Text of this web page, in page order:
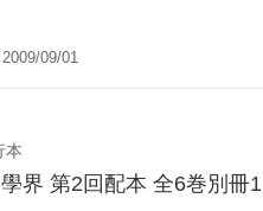
09/01
本
界 第2回配本 全6巻別冊1